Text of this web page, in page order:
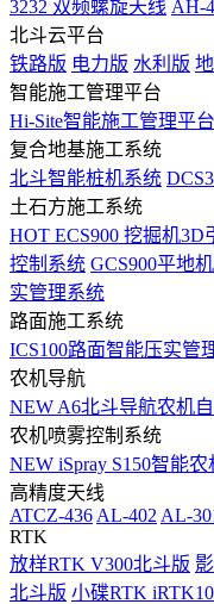
3232 双频螺旋天线 AH-
北斗云平台
铁路版 电力版 水利版
智能施工管理平台
Hi-Site智能施工管理平台
复合地基施工系统
北斗智能桩机系统
土石方施工系统
HOT ECS900 挖掘机3D
控制系统 GCS900平地
实管理系统
路面施工系统
ICS100路面智能压实管
农机导航
NEW A6北斗导航农机
农机喷雾控制系统
NEW iSpray S150智能
高精度天线
ATCZ-436 AL-402 AL-
RTK
放样RTK V300北斗版
北斗版 小碟RTK